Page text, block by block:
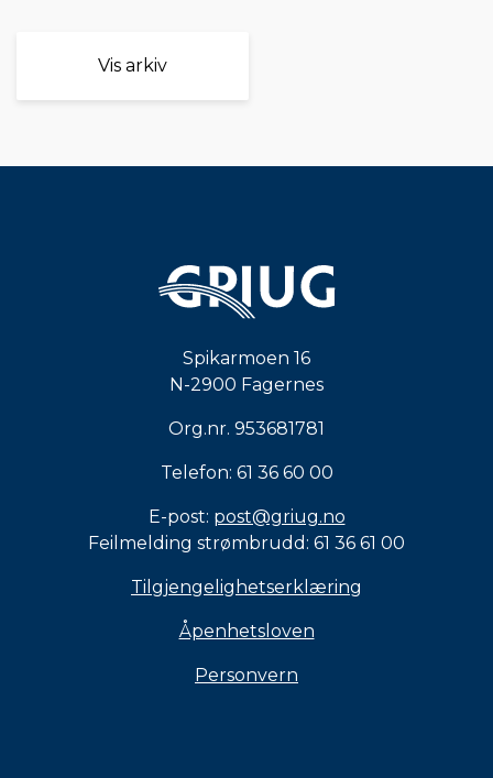
Vis arkiv
Spikarmoen 16
N-2900 Fagernes
Org.nr. 953681781
Telefon: 61 36 60 00
E-post: post@griug.no
Feilmelding strømbrudd: 61 36 61 00
Tilgjengelighetserklæring
Åpenhetsloven
Personvern